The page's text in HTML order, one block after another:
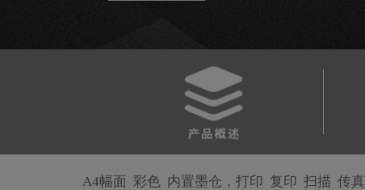
A4幅面 彩色 内置墨仓，打印 复印 扫描 传真